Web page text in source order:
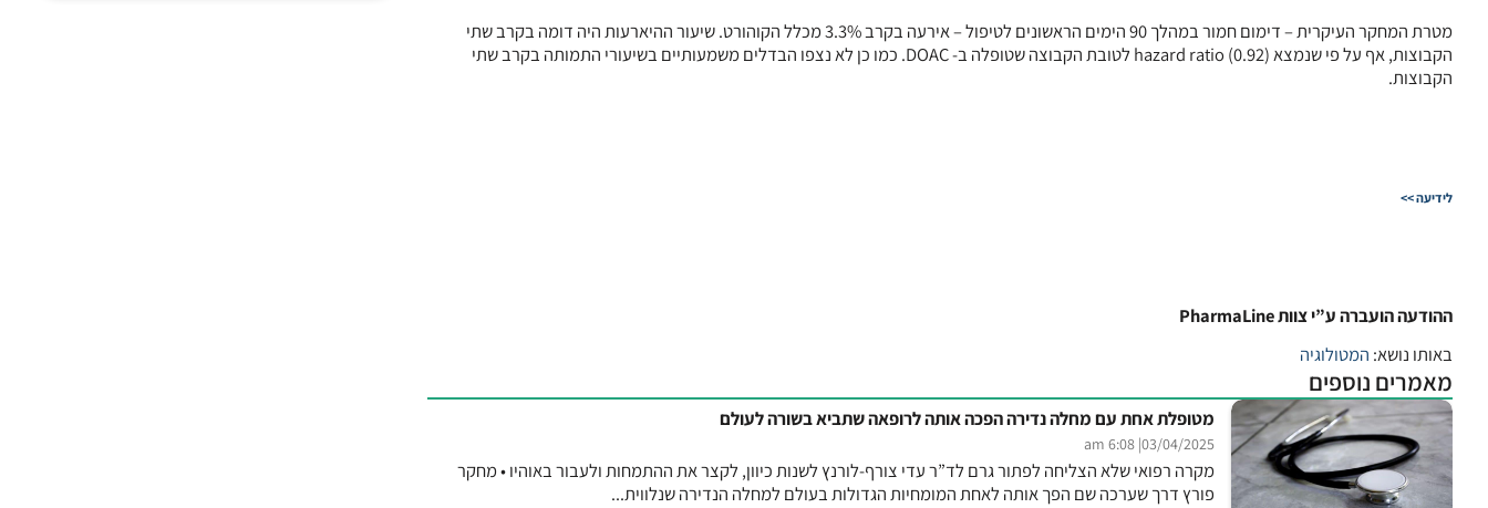
מטרת המחקר העיקרית – דימום חמור במהלך 90 הימים הראשונים לטיפול – אירעה בקרב 3.3% מכלל הקוהורט. שיעור ההיארעות היה דומה בקרב שתי
הקבוצות, אף על פי שנמצא (hazard ratio (0.92 לטובת הקבוצה שטופלה ב- DOAC. כמו כן לא נצפו הבדלים משמעותיים בשיעורי התמותה בקרב שתי
הקבוצות.
לידיעה >>
ההודעה הועברה ע”י צוות PharmaLine
באותו נושא: המטולוגיה
מאמרים נוספים
מטופלת אחת עם מחלה נדירה הפכה אותה לרופאה שתביא בשורה לעולם
03/04/2025
| 6:08 am
מקרה רפואי שלא הצליחה לפתור גרם לד”ר עדי צורף-לורנץ לשנות כיוון, לקצר את ההתמחות ולעבור באוהיו • מחקר
פורץ דרך שערכה שם הפך אותה לאחת המומחיות הגדולות בעולם למחלה הנדירה שנלווית...